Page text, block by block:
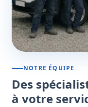
NOTRE ÉQUIPE
Des
à votre